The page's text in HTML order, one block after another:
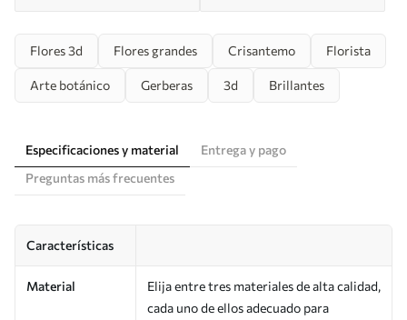
Flores 3d Flores grandes Crisantemo Florista
Arte botánico Gerberas 3d Brillantes
Especificaciones y material
Entrega y pago
Preguntas más frecuentes
Características
Material
Elija entre tres materiales de alta calidad,
cada uno de ellos adecuado para